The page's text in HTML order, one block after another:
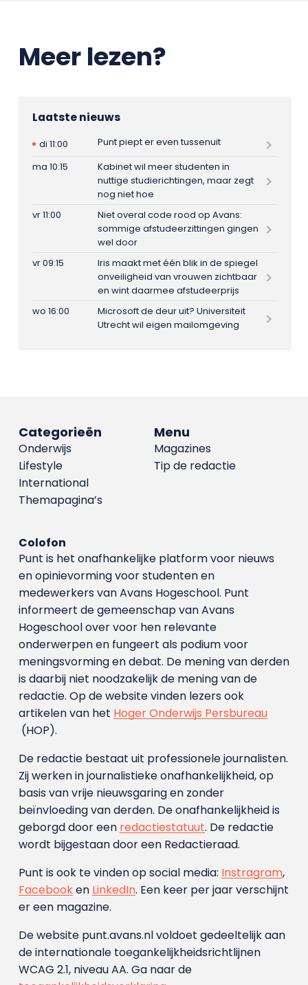
Meer lezen?
Laatste nieuws
di 11:00
Punt piept er even tussenuit
ma 10:15
Kabinet wil meer studenten in
nuttige studierichtingen, maar zegt
nog niet hoe
vr 11:00
Niet overal code rood op Avans:
sommige afstudeerzittingen gingen
wel door
vr 09:15
Iris maakt met één blik in de spiegel
onveiligheid van vrouwen zichtbaar
en wint daarmee afstudeerprijs
wo 16:00
Microsoft de deur uit? Universiteit
Utrecht wil eigen mailomgeving
Menu
Magazines
Tip de redactie
Categorieën
Onderwijs
Lifestyle
International
Themapagina’s
Colofon
Punt is het onafhankelijke platform voor nieuws
en opinievorming voor studenten en
medewerkers van Avans Hoge­school. Punt
informeert de gemeenschap van Avans
Hogeschool over voor hen relevante
onderwerpen en fungeert als podium voor
meningsvorming en debat. De mening van derden
is daarbij niet noodzakelijk de mening van de
redactie. Op de website vinden lezers ook
artikelen van het Hoger Onderwijs Persbureau
(HOP).
De redactie bestaat uit professionele journalisten.
Zij werken in journalistieke onafhankelijkheid, op
basis van vrije nieuwsgaring en zonder
beïnvloeding van derden. De onafhankelijkheid is
geborgd door een redactiestatuut. De redactie
wordt bijgestaan door een Redactieraad.
Punt is ook te vinden op social media: Instragram,
Facebooken LinkedIn. Een keer per jaar verschijnt
er een magazine.
De website punt.avans.nl voldoet gedeeltelijk aan
de internationale toegankelijkheidsrichtlijnen
WCAG 2.1, niveau AA. Ga naar de